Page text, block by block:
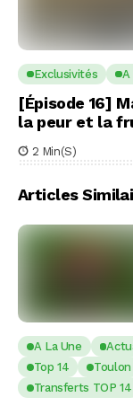
Exclusivités A
[Épisode 16]
la peur et la
2 Min(s)
Articles
A La Une
Top 14
Toulon
Transferts TOP 14